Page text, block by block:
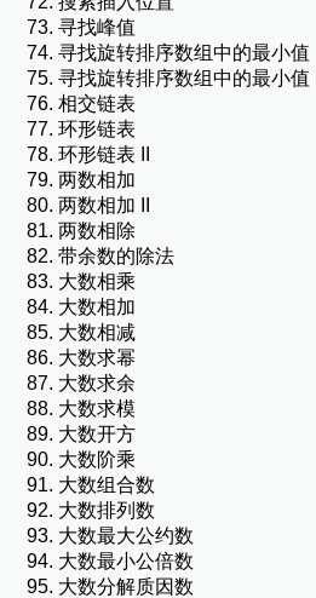
寻找峰值
寻找旋转排序数组中的最小值
寻找旋转排序数组中的最小值 II
相交链表
环形链表
环形链表 II
两数相加
两数相加 II
两数相除
带余数的除法
大数相乘
大数相加
大数相减
大数求幂
大数求余
大数求模
大数开方
大数阶乘
大数组合数
大数排列数
大数最大公约数
大数最小公倍数
大数分解质因数